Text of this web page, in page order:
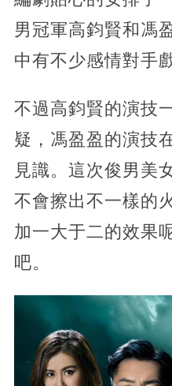
男冠軍高鈞賢和馮
中有不少感情對手戲
不過高鈞賢的演技
疑，馮盈盈的演技
見識。這次俊男美
不會擦出不一樣的
加一大于二的效果
吧。